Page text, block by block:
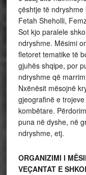
çështje të
Fetah Sheholli,
Sot kjo paralele
ndryshme. Mësimi
fletoret tematike të
gjuhës shqipe, por
ndryshme që
Nxënësit mësojnë
gjeografinë e
kombëtare.
puna në dyshe, në
ndryshme, etj.
ORGANIZIMI I
VEÇANTAT E